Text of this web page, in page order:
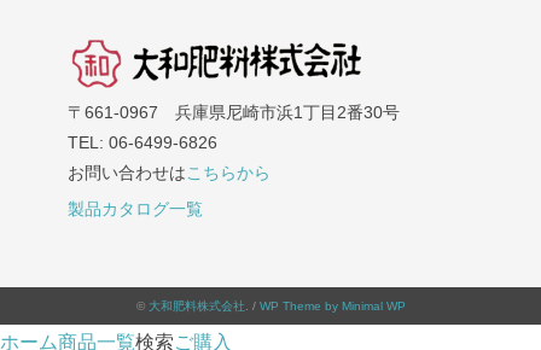
〒661-0967 兵庫県尼崎市浜1丁目2番30号
TEL: 06-6499-6826
お問い合わせはこちらから
製品カタログ一覧
© 大和肥料株式会社. / WP Theme by Minimal WP
ホーム商品一覧検索ご購入